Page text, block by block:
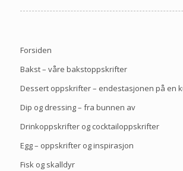
Forsiden
Bakst – våre bakstoppskrifter
Dessert oppskrifter – endestasjonen på en
Dip og dressing – fra bunnen av
Drinkoppskrifter og cocktailoppskrifter
Egg – oppskrifter og inspirasjon
Fisk og skalldyr